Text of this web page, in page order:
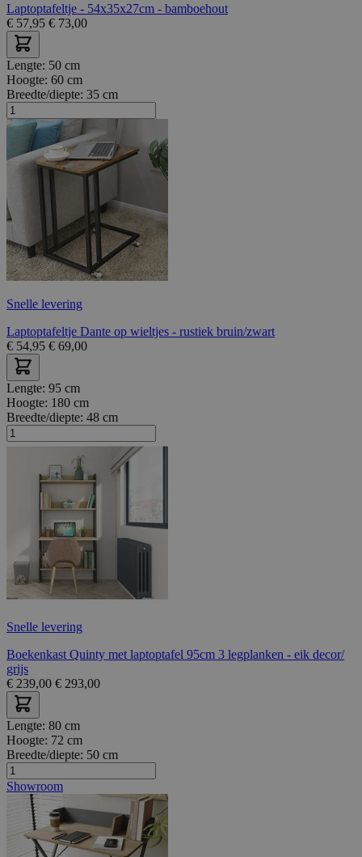
Laptoptafeltje - 54x35x27cm - bamboehout
€ 57,95 € 73,00
Lengte: 50 cm
Hoogte: 60 cm
Breedte/diepte: 35 cm
Snelle levering
Laptoptafeltje Dante op wieltjes - rustiek bruin/zwart
€ 54,95 € 69,00
Lengte: 95 cm
Hoogte: 180 cm
Breedte/diepte: 48 cm
Snelle levering
Boekenkast Quinty met laptoptafel 95cm 3 legplanken - eik decor/
grijs
€ 239,00 € 293,00
Lengte: 80 cm
Hoogte: 72 cm
Breedte/diepte: 50 cm
Showroom